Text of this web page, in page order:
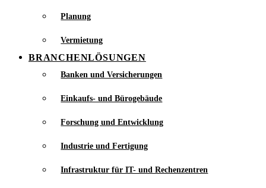
Planung
Vermietung
BRANCHENLÖSUNGEN
Banken und Versicherungen
Einkaufs- und Bürogebäude
Forschung und Entwicklung
Industrie und Fertigung
Infrastruktur für IT- und Rechenzentren